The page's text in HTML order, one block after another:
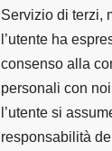
Servizio di terzi,
l’utente ha
consenso alla
personali con
l’utente si
responsabilità